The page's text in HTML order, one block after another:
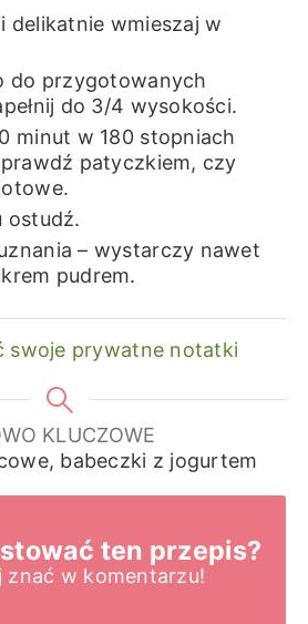
delikatnie wmieszaj w
do przygotowanych
do 3/4 wysokości.
minut w 180 stopniach
patyczkiem, czy
ostudź.
– wystarczy nawet
pudrem.
swoje prywatne notatki
KLUCZOWE
babeczki z jogurtem
ten przepis?
znać w komentarzu!